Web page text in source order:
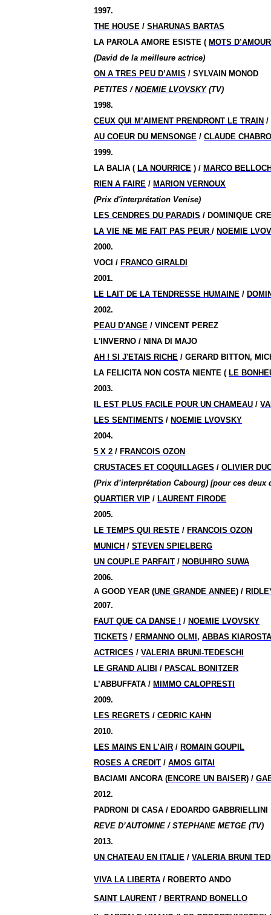
1997.
THE HOUSE /SHARUNAS BARTAS
LA PAROLA AMORE ESISTE ( MOTS D’AMOUR
(David de la meilleure actrice)
ON A TRES PEU D’AMIS / SYLVAIN MONOD
PETITES /NOEMIE LVOVSKY(TV)
1998.
CEUX QUI M’AIMENT PRENDRONT LE TRAIN /
AU COEUR DU MENSONGE /CLAUDE
1999.
LA BALIA ( LA NOURRICE ) / MARCO
RIEN A FAIRE / MARION VERNOUX
(Prix d'interprétation Venise)
LES CENDRES DU PARADIS / DOMINIQUE
LAVIE NE ME FAIT PAS PEUR/ NOEMIE
2000.
VOCI / FRANCO GIRALDI
2001.
LE LAIT DE LA TENDRESSE HUMAINE /
2002.
PEAU D'ANGE / VINCENT PEREZ
L'INVERNO / NINA DI MAJO
AH ! SI J'ETAIS RICHE / GERARD BITTON,
LA FELICITA NON COSTA NIENTE ( LE
2003.
IL EST PLUS FACILE POUR UN CHAMEAU /
LES SENTIMENTS / NOEMIE LVOVSKY
2004.
5 X 2 / FRANCOIS OZON
CRUSTACES ET COQUILLAGES /OLIVIER
(Prix d’interprétation Cabourg) [pour ces deux
QUARTIER VIP / LAURENT FIRODE
2005.
LE TEMPS QUI RESTE / FRANCOIS OZON
MUNICH /STEVEN SPIELBERG
UN COUPLE PARFAIT / NOBUHIRO SUWA
2006.
A GOOD YEAR (UNE GRANDE ANNEE) /
2007.
FAUT QUE CA DANSE ! / NOEMIE LVOVSKY
TICKETS / ERMANNO OLMI,ABBAS
ACTRICES /VALERIA BRUNI-TEDESCHI
LE GRAND ALIBI / PASCAL BONITZER
L’ABBUFFATA / MIMMO CALOPRESTI
2009.
LES REGRETS /CEDRIC KAHN
2010.
LES MAINS EN L’AIR / ROMAIN GOUPIL
ROSES A CREDIT /AMOS GITAI
BACIAMI ANCORA (ENCORE UN BAISER) /
2012.
PADRONI DI CASA / EDOARDO GABBRIELLINI
REVE D’AUTOMNE / STEPHANE METGE (TV)
2013.
UN CHATEAU EN ITALIE /VALERIA BRUNI
VIVA LA LIBERTA / ROBERTO ANDO
SAINT LAURENT / BERTRAND BONELLO